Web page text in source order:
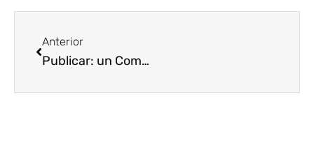
Anterior
Publicar: un Compromiso ético que transforma la investigación en impacto